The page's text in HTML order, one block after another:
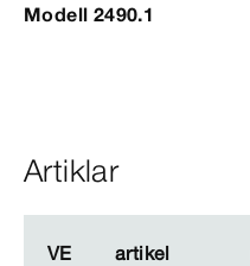
Modell 2490.1
Artiklar
VE artikel
VE artikel